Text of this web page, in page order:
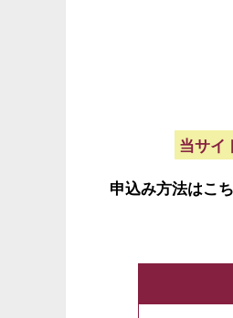
当サイ
申込み方法はこ